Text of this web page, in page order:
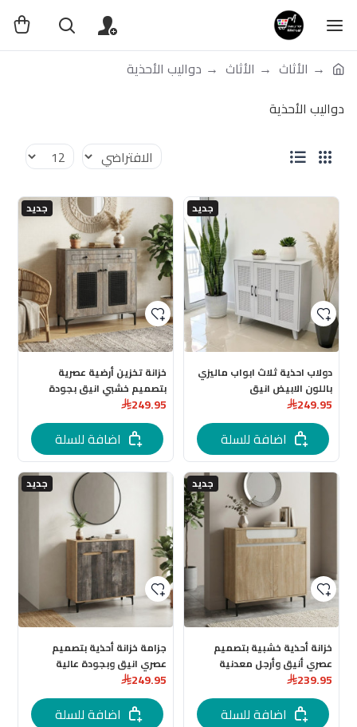
الأثاث الأثاث
دواليب الأحذية
دواليب الأحذية
جديد
دولاب احذية ثلاث ابواب ماليزي
باللون الابيض انيق
249.95
اضافة للسلة
جديد
خزانة تخزين أرضية عصرية
بتصميم خشبي انيق بجودة
عالية
249.95
اضافة للسلة
جديد
خزانة أحذية خشبية بتصميم
عصري أنيق وأرجل معدنية
سوداء
239.95
اضافة للسلة
جديد
جزامة خزانة أحذية بتصميم
عصري انيق وبجودة عالية
249.95
اضافة للسلة